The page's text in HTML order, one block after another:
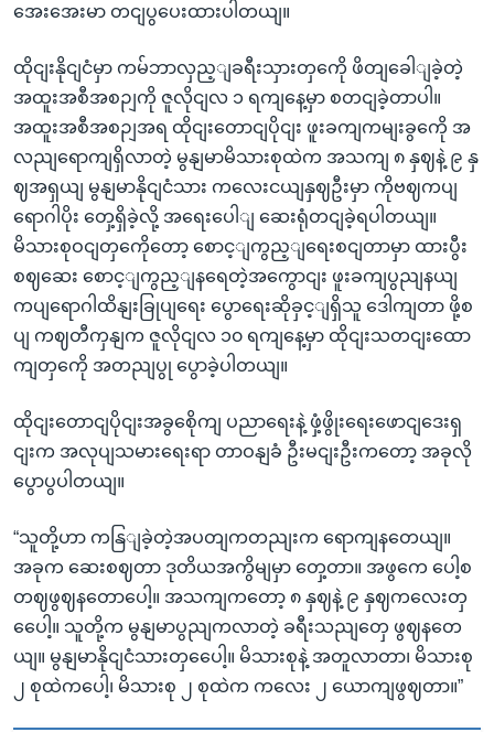
အေးအေးမာ တငျပွပေးထားပါတယျ။
ထိုငျးနိုငျငံမှာ ကမ်ဘာလှည့ျခရီးသှားတှကေို ဖိတျခေါျခဲ့တဲ့
အထူးအစီအစဉျကို ဇူလိုငျလ ၁ ရကျနေ့မှာ စတငျခဲ့တာပါ။
အထူးအစီအစဉျအရ ထိုငျးတောငျပိုငျး ဖူးခကျကမျးခွကေို အ
လညျရောကျရှိလာတဲ့ မွနျမာမိသားစုထဲက အသကျ ၈ နှဈနဲ့ ၉ နှ
ဈအရှယျ မွနျမာနိုငျငံသား ကလေးငယျနှဈဦးမှာ ကိုဗဈကပျ
ရောဂါပိုး တှေ့ရှိခဲ့လို့ အရေးပေါျ ဆေးရုံတငျခဲ့ရပါတယျ။
မိသားစုဝငျတှကေိုတော့ စောင့ျကွည့ျရေးစငျတာမှာ ထားပွီး
စဈဆေး စောင့ျကွည့ျနရေတဲ့အကွောငျး ဖူးခကျပွညျနယျ
ကပျရောဂါထိနျးခြုပျရေး ပွောရေးဆိုခှင့ျရှိသူ ဒေါကျတာ ဖို့စ
ပျ ကဈတီကှနျက ဇူလိုငျလ ၁၀ ရကျနေ့မှာ ထိုငျးသတငျးထော
ကျတှကေို အတညျပွု ပွောခဲ့ပါတယျ။
ထိုငျးတောငျပိုငျးအခွစေိုကျ ပညာရေးနဲ့ ဖှံ့ဖွိုးရေးဖောငျဒေးရှ
ငျးက အလုပျသမားရေးရာ တာဝနျခံ ဦးမငျးဦးကတော့ အခုလို
ပွောပွပါတယျ။
“သူတို့ဟာ ကနြျခဲ့တဲ့အပတျကတညျးက ရောကျနတေယျ။
အခုက ဆေးစဈတာ ဒုတိယအကွိမျမှာ တှေ့တာ။ အဖွကေ ပေါ့စ
တဈဖွဈနတောပေါ့။ အသကျကတော့ ၈ နှဈနဲ့ ၉ နှဈကလေးတှ
ပေေါ့။ သူတို့က မွနျမာပွညျကလာတဲ့ ခရီးသညျတှေ ဖွဈနတေ
ယျ။ မွနျမာနိုငျငံသားတှပေေါ့။ မိသားစုနဲ့ အတူလာတာ၊ မိသားစု
၂ စုထဲကပေါ့၊ မိသားစု ၂ စုထဲက ကလေး ၂ ယောကျဖွဈတာ။”